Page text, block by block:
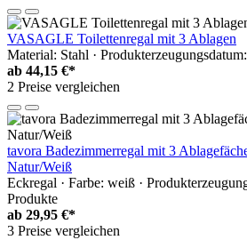
VASAGLE Toilettenregal mit 3 Ablagen
Material: Stahl ·
ab 44,15 €*
2 Preise vergleichen
tavora Badezimmerregal mit 3
Natur/Weiß
Eckregal · Farbe: weiß ·
Produkte
ab 29,95 €*
3 Preise vergleichen